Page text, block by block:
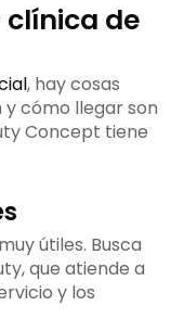
clínica de
, hay cosas
y cómo llegar son
Concept tiene
útiles. Busca
que atiende a
y los